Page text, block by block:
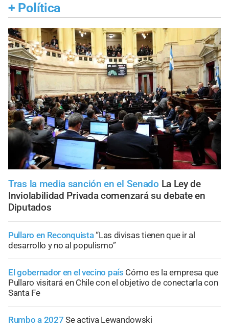
+ Política
Tras la media sanción en el Senado La Ley de
Inviolabilidad Privada comenzará su debate en
Diputados
Pullaro en Reconquista“Las divisas tienen que ir al
desarrollo y no al populismo”
El gobernador en el vecino país Cómo es la empresa que
Pullaro visitará en Chile con el objetivo de conectarla con
Santa Fe
Rumbo a 2027 Se activa Lewandowski